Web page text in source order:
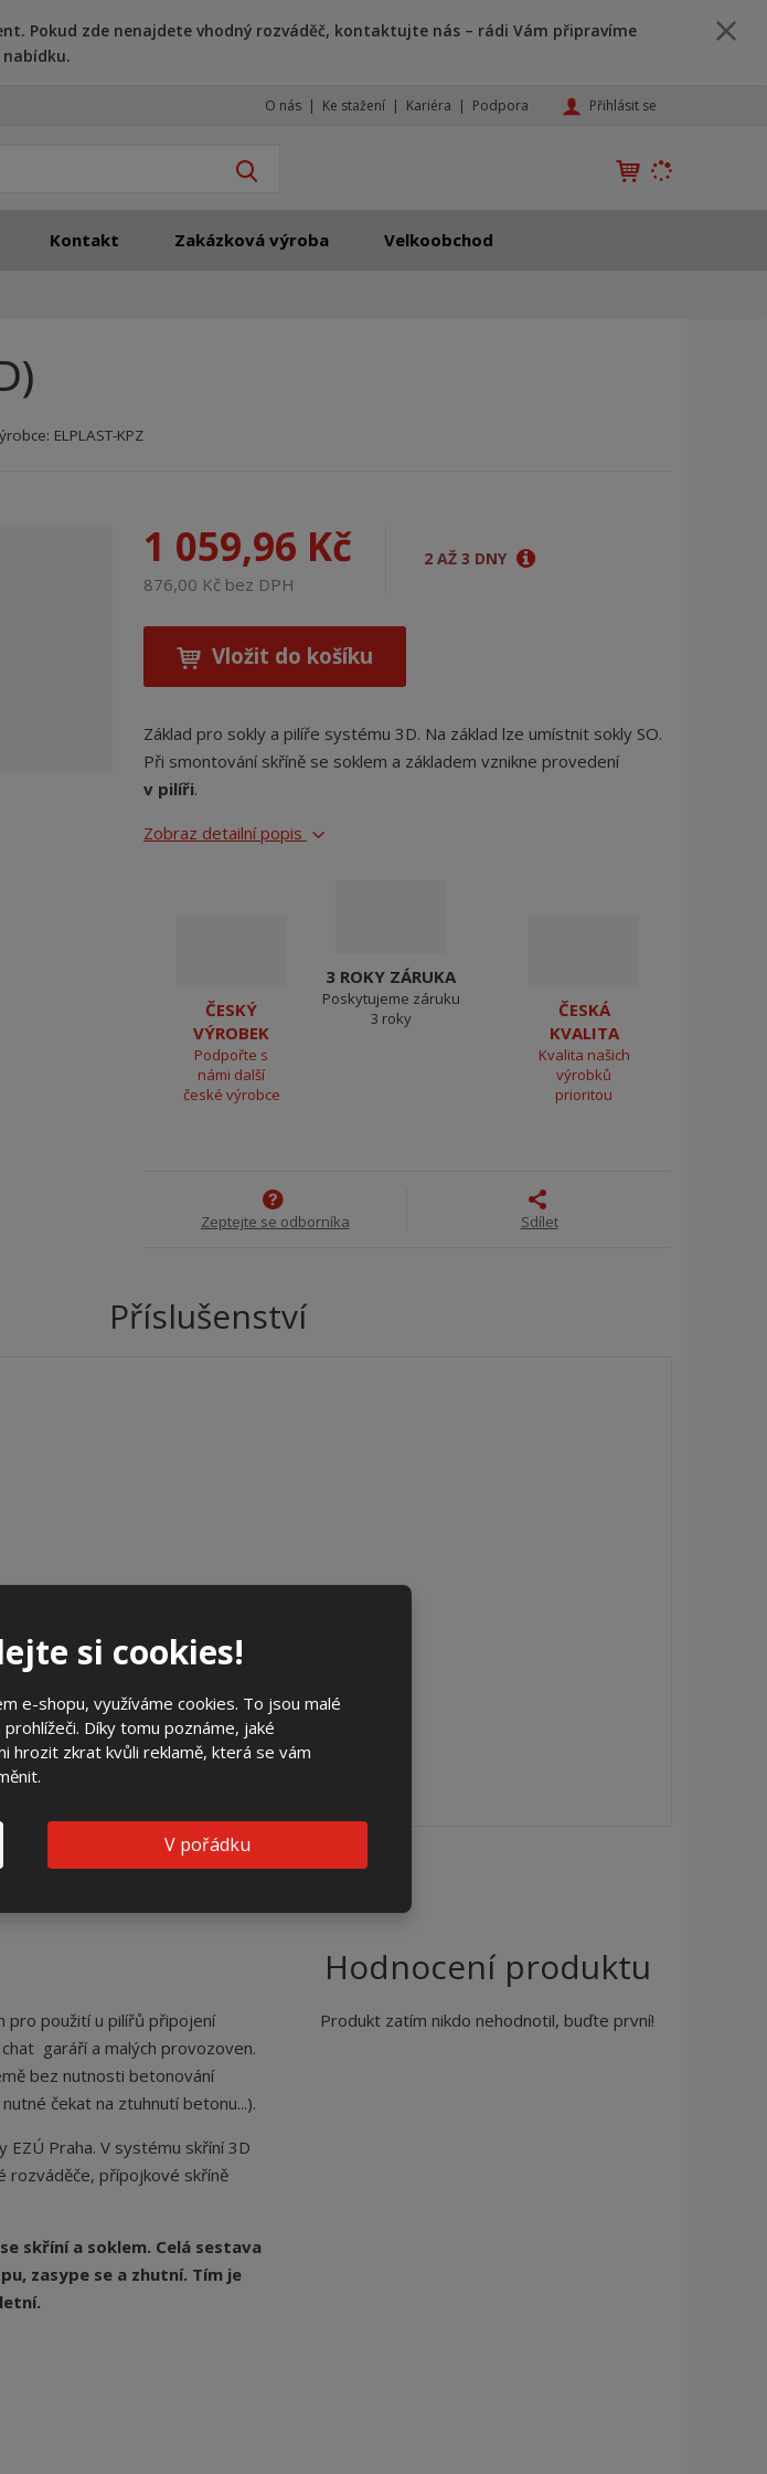
si cookies!
e-shopu, využíváme cookies. To jsou malé
Díky tomu poznáme, jaké
hrozit zkrat kvůli reklamě, která se vám
V pořádku
Pokud zde nenajdete vhodný rozváděč, kontaktujte nás – rádi Vám připravíme
O nás Ke stažení Kariéra Podpora Přihlásit se
l
e
Kontakt Zakázková výroba Velkoobchod
výrobce: 8595208614224
dodavatele:8595208614224
ELPLAST-KPZ
1 059,96 Kč
876,00 Kč bez DPH
2 AŽ 3 DNY
Vložit do košíku
Základ pro sokly a pilíře systému 3D. Na základ lze umístnit sokly SO.
Při smontování skříně se soklem a základem vznikne provedení
v pilíři.
Zobraz detailní popis
ČESKÝ
VÝROBEK
Podpořte s
námi další
české výrobce
3 ROKY ZÁRUKA
Poskytujeme záruku
3 roky
ČESKÁ
KVALITA
Kvalita našich
výrobků
prioritou
Zeptejte se odborníka Sdílet
Příslušenství
pro použití u pilířů připojení
garáří a malých provozoven.
bez nutnosti betonování
čekat na ztuhnutí betonu...).
EZÚ Praha. V systému skříní 3D
rozváděče, přípojkové skříně
skříní a soklem. Celá sestava
zasype se a zhutní. Tím je
Hodnocení produktu
Produkt zatím nikdo nehodnotil, buďte první!